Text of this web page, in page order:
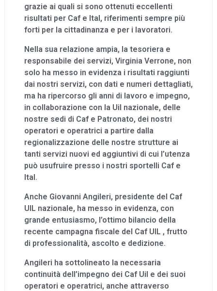
grazie ai quali si sono ottenuti eccellenti
risultati per Caf e Ital, riferimenti sempre più
forti per la cittadinanza e per i lavoratori.
Nella sua relazione ampia, la tesoriera e
responsabile dei servizi, Virginia Verrone, non
solo ha messo in evidenza i risultati raggiunti
dai nostri servizi, con dati e numeri dettagliati,
ma ha ripercorso gli anni di lavoro e impegno,
in collaborazione con la Uil nazionale, delle
nostre sedi di Caf e Patronato, dei nostri
operatori e operatrici a partire dalla
regionalizzazione delle nostre strutture ai
tanti servizi nuovi ed aggiuntivi di cui l’utenza
può usufruire presso i nostri sportelli Caf e
Ital.
Anche Giovanni Angileri, presidente del Caf
UIL nazionale, ha messo in evidenza, con
grande entusiasmo, l’ottimo bilancio della
recente campagna fiscale del Caf UIL , frutto
di professionalità, ascolto e dedizione.
Angileri ha sottolineato la necessaria
continuità dell’impegno dei Caf Uil e dei suoi
operatori e operatrici, anche attraverso